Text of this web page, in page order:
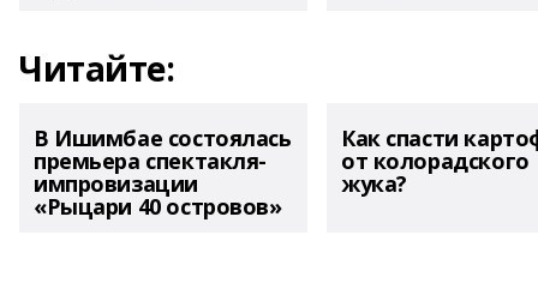
Читайте:
В Ишимбае состоялась
премьера спектакля-
импровизации
«Рыцари 40 островов»
Как спасти
от колорадского
жука?